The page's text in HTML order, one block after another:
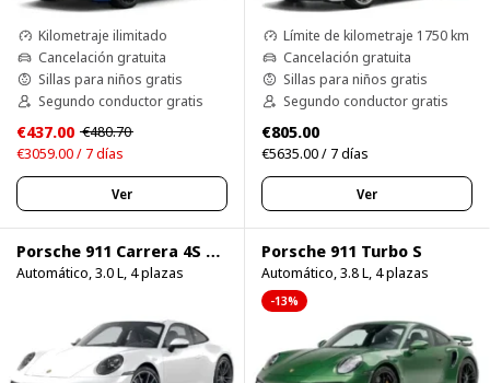
Kilometraje ilimitado
Cancelación gratuita
Sillas para niños gratis
Segundo conductor gratis
€437.00 €480.70
€3059.00 / 7 días
Ver
Límite de kilometraje 1750 km
Cancelación gratuita
Sillas para niños gratis
Segundo conductor gratis
€805.00
€5635.00 / 7 días
Ver
Porsche 911 Carrera 4S 750HP
Automático, 3.0 L, 4 plazas
Porsche 911 Turbo S
Automático, 3.8 L, 4 plazas
-13%